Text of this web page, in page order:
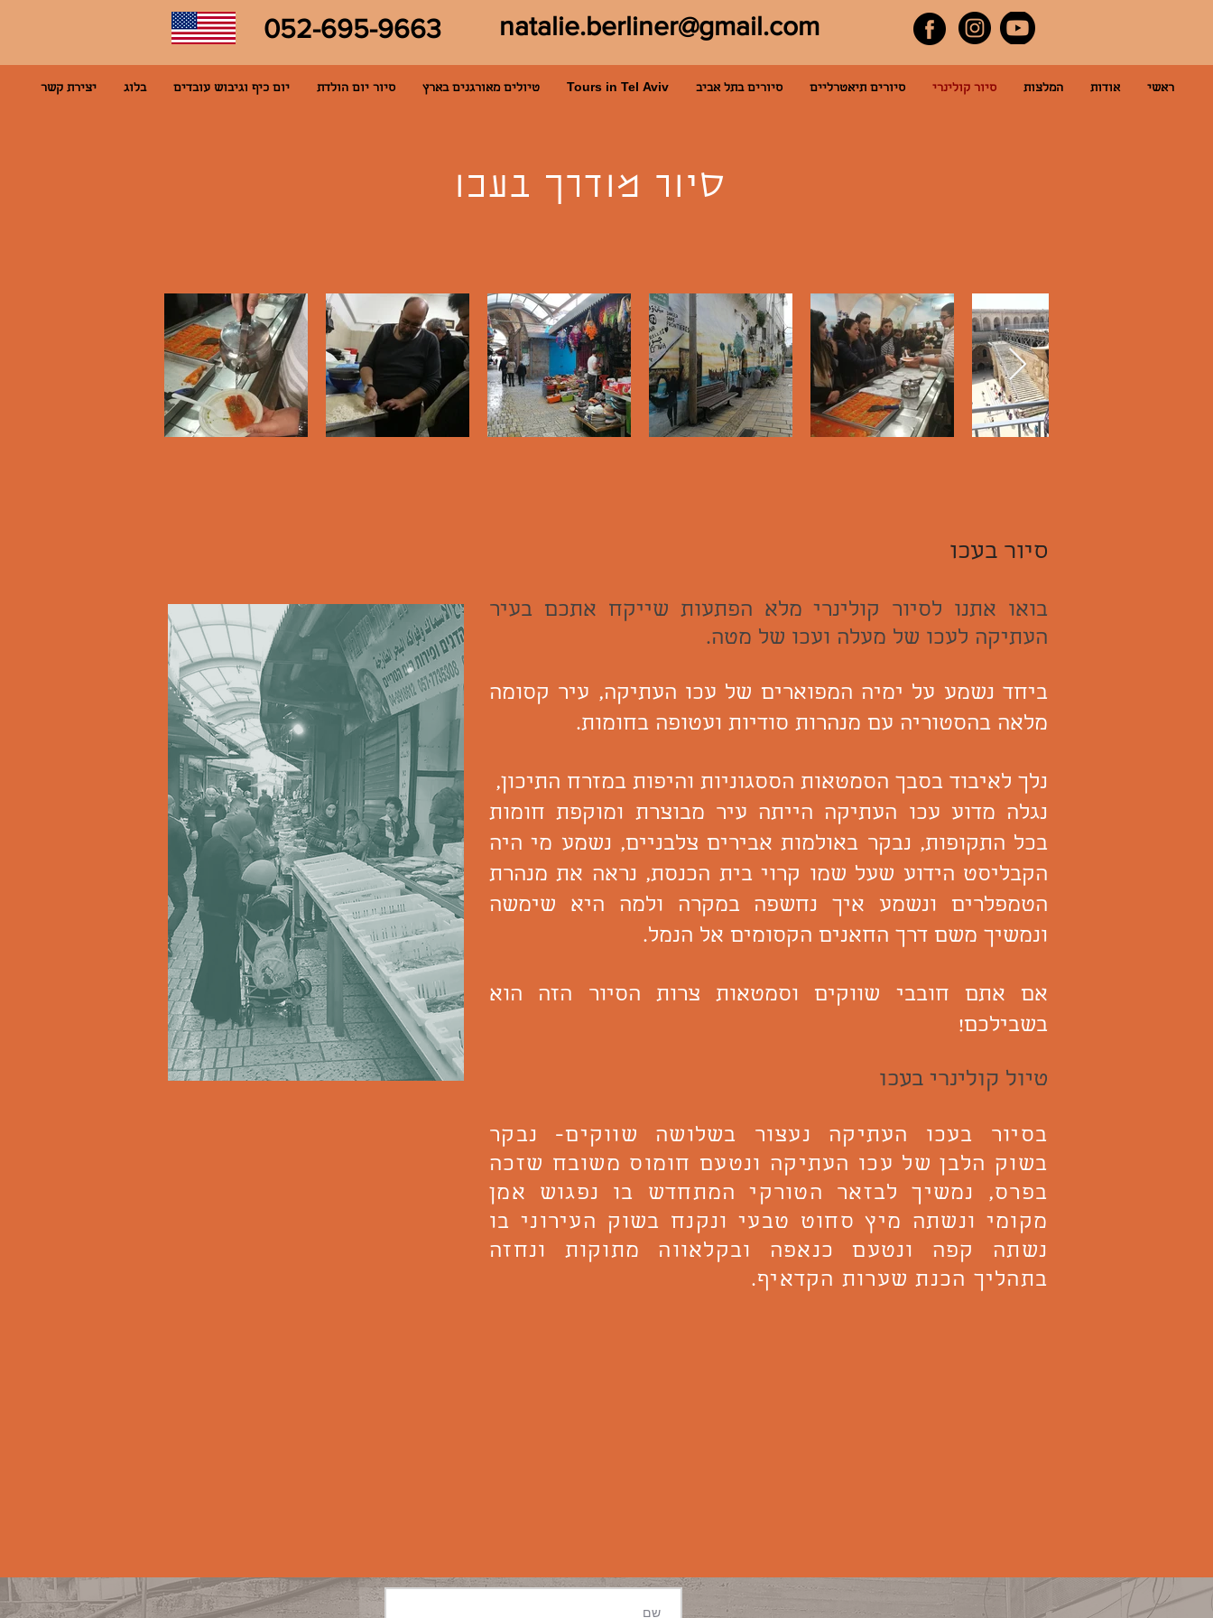
ראשי אודות המלצות סיור קולינרי סיורים תיאטרליים סיורים בתל אביב Tours in Tel Aviv טיולים מאורגנים בארץ סיור יום הולדת יום כיף וגיבוש עובדים בלוג יצירת קשר
להתחברות
052-695-9663 natalie.berliner@gmail.com
סיור מודרך בעכו
סיור בעכו
בואו אתנו לסיור קולינרי מלא הפתעות שייקח אתכם בעיר
העתיקה לעכו של מעלה ועכו של מטה.
ביחד נשמע על ימיה המפוארים של עכו העתיקה, עיר קסומה
מלאה בהסטוריה עם מנהרות סודיות ועטופה בחומות.
נלך לאיבוד בסבך הסמטאות הססגוניות והיפות במזרח התיכון,
נגלה מדוע עכו העתיקה הייתה עיר מבוצרת ומוקפת חומות
בכל התקופות, נבקר באולמות אבירים צלבניים, נשמע מי היה
הקבליסט הידוע שעל שמו קרוי בית הכנסת, נראה את מנהרת
הטמפלרים ונשמע איך נחשפה במקרה ולמה היא שימשה
ונמשיך משם דרך החאנים הקסומים אל הנמל.
אם אתם חובבי שווקים וסמטאות צרות הסיור הזה הוא
בשבילכם!
טיול קולינרי בעכו
בסיור בעכו העתיקה נעצור בשלושה שווקים- נבקר
בשוק הלבן של עכו העתיקה ונטעם חומוס משובח שזכה
בפרס, נמשיך לבזאר הטורקי המתחדש בו נפגוש אמן
מקומי ונשתה מיץ סחוט טבעי ונקנח בשוק העירוני בו
נשתה קפה ונטעם כנאפה ובקלאווה מתוקות ונחזה
בתהליך הכנת שערות הקדאיף.